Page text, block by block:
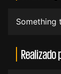
Something
Realizado